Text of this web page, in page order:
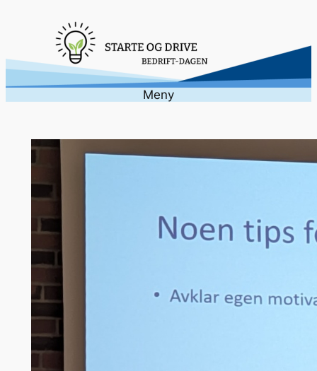
Meny